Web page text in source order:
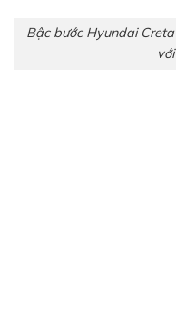
Bậc bước Hyundai